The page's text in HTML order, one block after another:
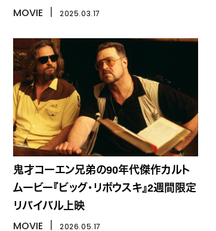
由は？
MOVIE 2025.03.17
鬼才コーエン兄弟の90年代傑作カルト
ムービー『ビッグ・リボウスキ』2週間限定
リバイバル上映
MOVIE 2026.05.17